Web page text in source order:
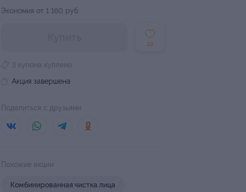
Экономия от 1 160 руб.
10
3 купона куплено
Акция завершена
Поделиться с друзьями
Похожие акции
Комбинированная чистка лица